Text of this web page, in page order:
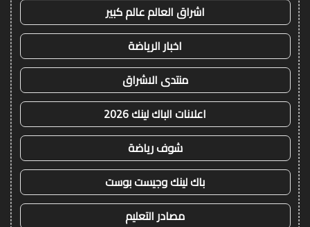
اشراق العالم عالم كبير
اخبار الرياضة
منتدى الاشراق
اعلانات الباك لينك 2026
شوف رياضة
باك لينك وجيست بوست
مصادر التعليم